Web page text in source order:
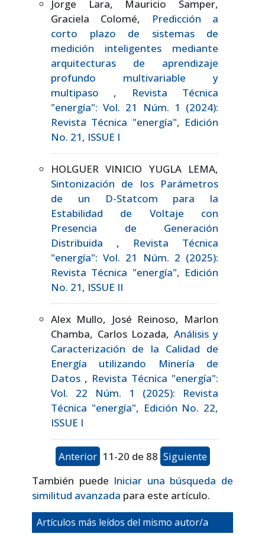
Jorge Lara, Mauricio Samper,
Graciela Colomé,
Predicción a
corto plazo de sistemas de
medición inteligentes mediante
arquitecturas de aprendizaje
profundo multivariable y
multipaso ,
Revista Técnica
"energía": Vol. 21 Núm. 1 (2024):
Revista Técnica "energía", Edición
No. 21, ISSUE I
HOLGUER VINICIO YUGLA LEMA,
Sintonización de los Parámetros
de un D-Statcom para la
Estabilidad de Voltaje con
Presencia de Generación
Distribuida , Revista Técnica
"energía": Vol. 21 Núm. 2 (2025):
Revista Técnica "energía", Edición
No. 21, ISSUE II
Alex Mullo, José Reinoso, Marlon
Chamba, Carlos Lozada, Análisis y
Caracterización de la Calidad de
Energía utilizando Minería de
Datos , Revista Técnica "energía":
Vol. 22 Núm. 1 (2025): Revista
Técnica "energía", Edición No. 22,
ISSUE I
Anterior 11-20 de 88 Siguiente
También puede Iniciar una búsqueda de
similitud avanzada para este artículo.
Artículos más leídos del mismo autor/a